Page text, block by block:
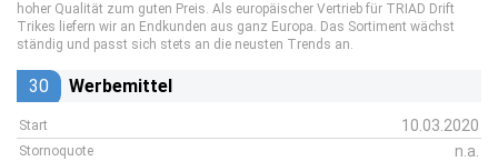
hoher Qualität zum guten Preis. Als europäischer Vertrieb für TRIAD Drift
Trikes liefern wir an Endkunden aus ganz Europa. Das Sortiment wächst
ständig und passt sich stets an die neusten Trends an.
30 Werbemittel
Start 10.03.2020
Stornoquote n.a.